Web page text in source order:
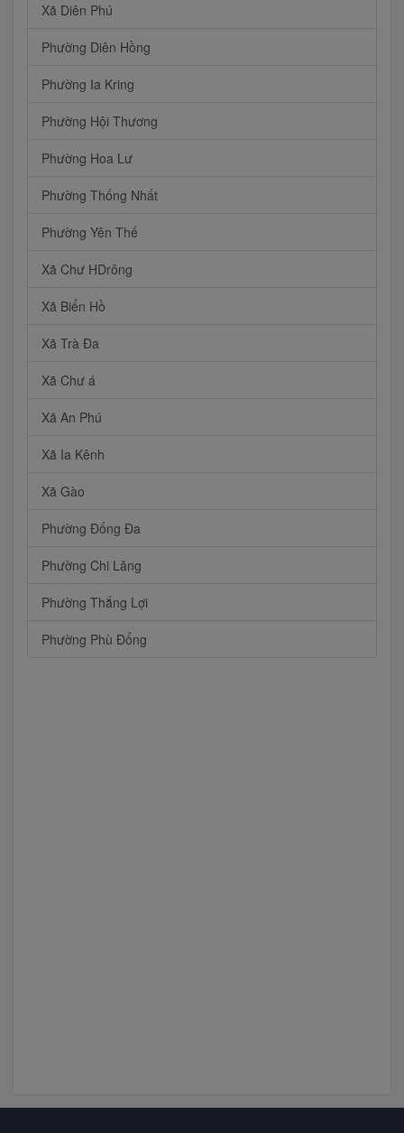
Xã Diên Phú
Phường Diên Hồng
Phường Ia Kring
Phường Hội Thương
Phường Hoa Lư
Phường Thống Nhất
Phường Yên Thế
Xã Chư HDrông
Xã Biển Hồ
Xã Trà Đa
Xã Chư á
Xã An Phú
Xã Ia Kênh
Xã Gào
Phường Đống Đa
Phường Chi Lăng
Phường Thắng Lợi
Phường Phù Đổng